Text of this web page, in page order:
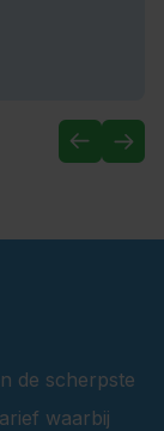
de scherpste
waarbij